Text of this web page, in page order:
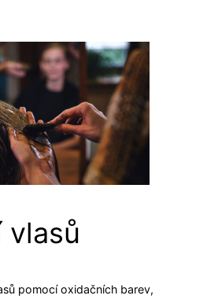
vlasů
pomocí oxidačních barev,